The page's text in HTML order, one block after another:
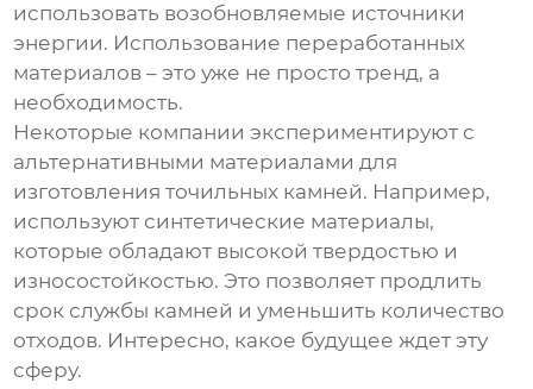
использовать возобновляемые источники
энергии. Использование переработанных
материалов – это уже не просто тренд, а
необходимость.
Некоторые компании экспериментируют с
альтернативными материалами для
изготовленияточильных камней. Например,
используют синтетические материалы,
которые обладают высокой твердостью и
износостойкостью. Это позволяет продлить
срок службы камней и уменьшить количество
отходов. Интересно, какое будущее ждет эту
сферу.